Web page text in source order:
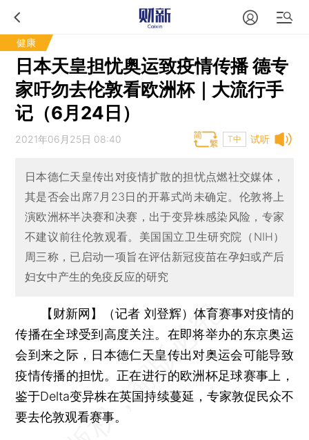
健康
日本天皇担忧奥运致疫情传播 德专
家吁勿去伦敦看欧洲杯｜大流行手
记（6月24日）
试听
2021年06月25日 08:40 T中
日本德仁天皇传出对疫情扩散的担忧点燃社交媒体，
其是否会出席7月23日的开幕式尚未确定。伦敦将上
演欧洲杯半决赛和决赛，出于变异株感染风险，专家
不建议前往伦敦观看。美国国立卫生研究院（NIH）
周三称，已启动一项旨在评估新冠疫苗在孕妇或产后
妇女中产生的免疫反应的研究
【财新网】（记者 刘登辉） 体育赛事对疫情的
传播在全球受到高度关注。在即将举办的东京奥运
会到来之际，日本德仁天皇传出对奥运会可能导致
疫情传播的担忧。正在进行的欧洲杯足球赛事上，
鉴于Delta变异株在英国持续蔓延，专家敦促民众不
要去伦敦观看赛事。